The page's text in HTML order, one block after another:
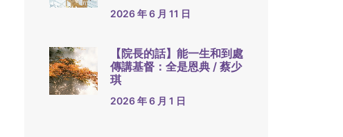
2026 年 6 月 11 日
【院長的話】能一生和到處
傳講基督：全是恩典 / 蔡少
琪
2026 年 6 月 1 日